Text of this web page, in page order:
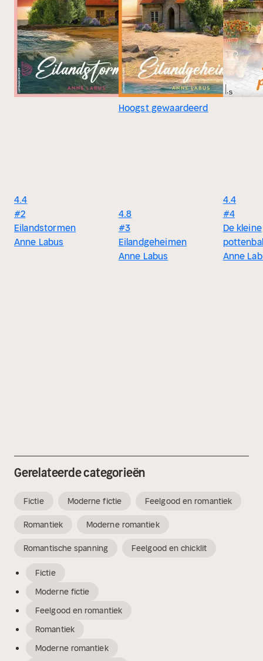
4.4
#2
Eilandstormen
Anne Labus
Hoogst gewaardeerd
4.8
#3
Eilandgeheimen
Anne Labus
4.4
#4
De kleine
Anne
Gerelateerde categorieën
Fictie Moderne fictie Feelgood en romantiek
Romantiek Moderne romantiek
Romantische spanning Feelgood en chicklit
Fictie
Moderne fictie
Feelgood en romantiek
Romantiek
Moderne romantiek